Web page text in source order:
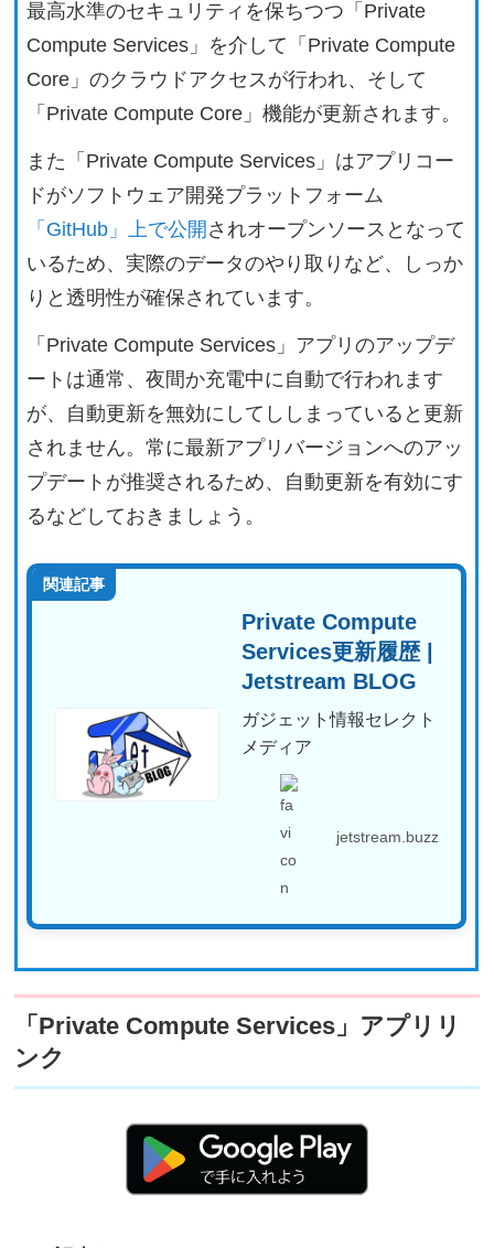
最高水準のセキュリティを保ちつつ「Private
Compute Services」を介して「Private Compute
Core」のクラウドアクセスが行われ、そして
「Private Compute Core」機能が更新されます。
また「Private Compute Services」はアプリコー
ドがソフトウェア開発プラットフォーム
「GitHub」上で公開 されオープンソースとなって
いるため、実際のデータのやり取りなど、しっか
りと透明性が確保されています。
「Private Compute Services」アプリのアップデ
ートは通常、夜間か充電中に自動で行われます
が、自動更新を無効にしてししまっていると更新
されません。常に最新アプリバージョンへのアッ
プデートが推奨されるため、自動更新を有効にす
るなどしておきましょう。
関連記事
Private Compute
Services更新履歴 |
Jetstream BLOG
ガジェット情報セレクト
メディア
jetstream.buzz
「Private Compute Services」アプリリ
ンク